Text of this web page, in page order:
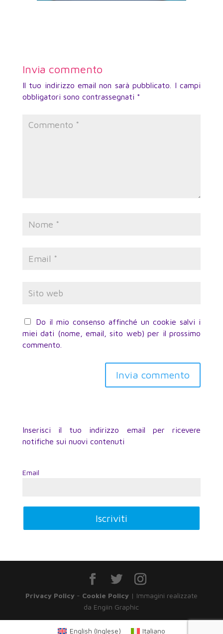
Invia commento
Il tuo indirizzo email non sarà pubblicato.
I campi
obbligatori sono contrassegnati *
Do il mio consenso affinché un cookie salvi i
miei dati (nome, email, sito web) per il prossimo
commento.
Inserisci il tuo indirizzo email per ricevere
notifiche sui nuovi contenuti
Email
Privacy Policy- Cookie Policy| Immagini realizzate
da Engiin Graphic
English (Inglese) Italiano